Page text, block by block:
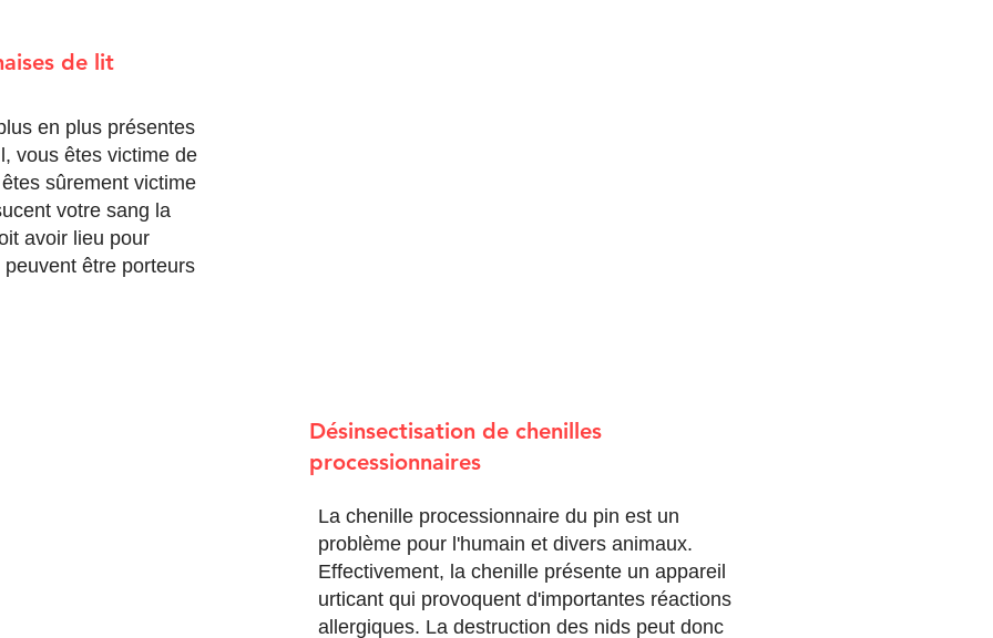
de lit
en plus présentes
vous êtes victime de
sûrement victime
votre sang la
avoir lieu pour
être porteurs
Désinsectisation de chenilles
processionnaires
La chenille processionnaire du pin est un
problème pour l'humain et divers animaux.
Effectivement, la chenille présente un appareil
urticant qui provoquent d'importantes réactions
allergiques. La destruction des nids peut donc